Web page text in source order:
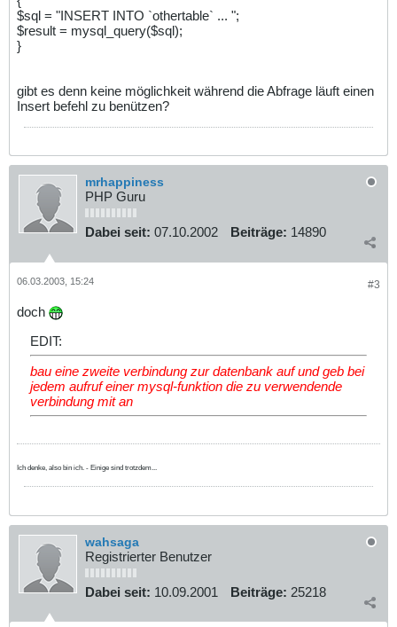
$sql = "INSERT INTO `othertable` ... ";
$result = mysql_query($sql);
}
gibt es denn keine möglichkeit während die Abfrage läuft einen
Insert befehl zu benützen?
mrhappiness
PHP Guru
Dabei seit: 07.10.2002 Beiträge: 14890
#3
06.03.2003, 15:24
doch
EDIT:
bau eine zweite verbindung zur datenbank auf und geb bei
jedem aufruf einer mysql-funktion die zu verwendende
verbindung mit an
Ich denke, also bin ich. - Einige sind trotzdem...
wahsaga
Registrierter Benutzer
Dabei seit: 10.09.2001 Beiträge: 25218